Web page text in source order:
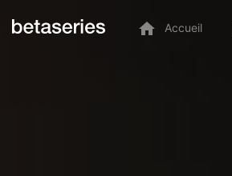
Accueil